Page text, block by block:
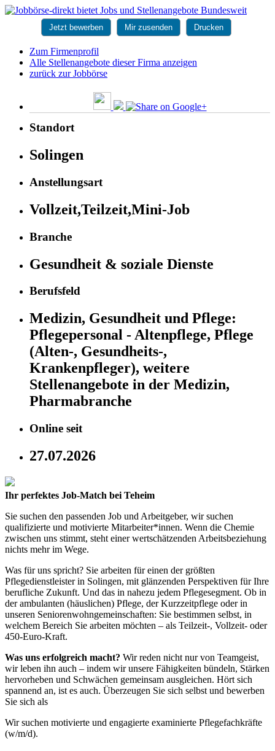
Jetzt bewerben Mir zusenden Drucken
Zum Firmenprofil
Alle Stellenangebote dieser Firma anzeigen
zurück zur Jobbörse
Standort
Solingen
Anstellungsart
Vollzeit,Teilzeit,Mini-Job
Branche
Gesundheit & soziale Dienste
Berufsfeld
Medizin, Gesundheit und Pflege:
Pflegepersonal - Altenpflege, Pflege
(Alten-, Gesundheits-,
Krankenpfleger), weitere
Stellenangebote in der Medizin,
Pharmabranche
Online seit
27.07.2026
Ihr perfektes Job-Match bei Teheim
Sie suchen den passenden Job und Arbeitgeber, wir suchen
qualifizierte und motivierte Mitarbeiter*innen. Wenn die Chemie
zwischen uns stimmt, steht einer wertschätzenden Arbeitsbeziehung
nichts mehr im Wege.
Was für uns spricht? Sie arbeiten für einen der größten
Pflegedienstleister in Solingen, mit glänzenden Perspektiven für Ihre
berufliche Zukunft. Und das in nahezu jedem Pflegesegment. Ob in
der ambulanten (häuslichen) Pflege, der Kurzzeitpflege oder in
unseren Seniorenwohngemeinschaften: Sie bestimmen selbst, in
welchem Bereich Sie arbeiten möchten – als Teilzeit-, Vollzeit- oder
450-Euro-Kraft.
Was uns erfolgreich macht? Wir reden nicht nur von Teamgeist,
wir leben ihn auch – indem wir unsere Fähigkeiten bündeln, Stärken
hervorheben und Schwächen gemeinsam ausgleichen. Hört sich
spannend an, ist es auch. Überzeugen Sie sich selbst und bewerben
Sie sich als
Wir suchen motivierte und engagierte examinierte Pflegefachkräfte
(w/m/d).